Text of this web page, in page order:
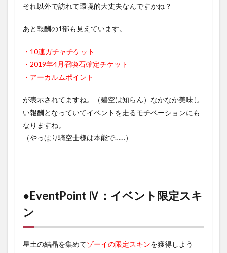
それ以外で訪れて環境的大丈夫なんですかね？
あと報酬の1部も見えています。
・10連ガチャチケット
・2019年4月召喚石確定チケット
・アーカルムポイント
が表示されてますね。（碧空は知らん）なかなか美味し
い報酬となっていてイベントを走るモチベーションにも
なりますね。
（やっぱり騎空士様は本能で……）
●EventPoint Ⅳ：イベント限定スキ
ン
星土の結晶を集めてゾーイの限定スキンを獲得しよう